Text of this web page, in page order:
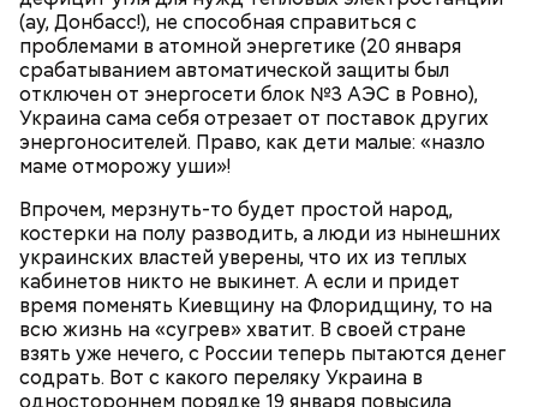
(ау, Донбасс!), не способная справиться с
проблемами в атомной энергетике (20 января
срабатыванием автоматической защиты был
отключен от энергосети блок №3 АЭС в Ровно),
Украина сама себя отрезает от поставок других
энергоносителей. Право, как дети малые: «назло
маме отморожу уши»!
Впрочем, мерзнуть-то будет простой народ,
костерки на полу разводить, а люди из нынешних
украинских властей уверены, что их из теплых
кабинетов никто не выкинет. А если и придет
время поменять Киевщину на Флоридщину, то на
всю жизнь на «сугрев» хватит. В своей стране
взять уже нечего, с России теперь пытаются денег
содрать. Вот с какого переляку Украина в
одностороннем порядке 19 января повысила
Помози мне грешному и унылому в настоящем сем
житии, умоли Господа Бога даровати ми
оставление всех моих грехов, елико согреших от
юности моея, во всем житии моем, делом, словом,
помышлением и всеми моими чувствы; и во исходе
души моея помози ми окаянному, умоли Господа
Бога, всея твари Содетеля, избавити мя воздушных
мытарств и вечного мучения: да всегда прославляю
Отца и Сына и Святаго Духа, и твое милостивное
предстательство, ныне и присно и во веки веков.
Аминь.
Фасоль замочить на ночь, затем промыть, опустить
в кипяток, варить 5-6 минут, настоять 40-60 минут.
Морковь натереть на терке, лук и грибы порубить.
Воду с фасолью довести до кипения, опустить в
нее грибы, морковь и лук, посолить по вкусу,
варить 6-8 минут. Настоять 20-30 минут. При
подаче на стол заправить суп растительным
маслом, посыпать зеленью укропа и петрушки и
черным молотым перцем.